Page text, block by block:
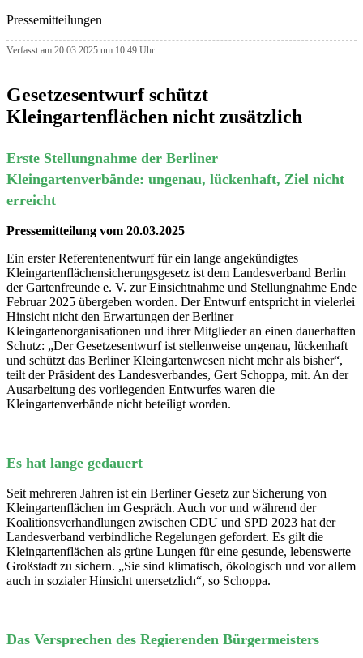
Pressemitteilungen
Verfasst am 20.03.2025 um 10:49 Uhr
Gesetzesentwurf schützt
Kleingartenflächen nicht zusätzlich
Erste Stellungnahme der Berliner
Kleingartenverbände: ungenau, lückenhaft, Ziel nicht
erreicht
Pressemitteilung vom 20.03.2025
Ein erster Referentenentwurf für ein lange angekündigtes
Kleingartenflächensicherungsgesetz ist dem Landesverband Berlin
der Gartenfreunde e. V. zur Einsichtnahme und Stellungnahme Ende
Februar 2025 übergeben worden. Der Entwurf entspricht in vielerlei
Hinsicht nicht den Erwartungen der Berliner
Kleingartenorganisationen und ihrer Mitglieder an einen dauerhaften
Schutz: „Der Gesetzesentwurf ist stellenweise ungenau, lückenhaft
und schützt das Berliner Kleingartenwesen nicht mehr als bisher“,
teilt der Präsident des Landesverbandes, Gert Schoppa, mit. An der
Ausarbeitung des vorliegenden Entwurfes waren die
Kleingartenverbände nicht beteiligt worden.
Es hat lange gedauert
Seit mehreren Jahren ist ein Berliner Gesetz zur Sicherung von
Kleingartenflächen im Gespräch. Auch vor und während der
Koalitionsverhandlungen zwischen CDU und SPD 2023 hat der
Landesverband verbindliche Regelungen gefordert. Es gilt die
Kleingartenflächen als grüne Lungen für eine gesunde, lebenswerte
Großstadt zu sichern. „Sie sind klimatisch, ökologisch und vor allem
auch in sozialer Hinsicht unersetzlich“, so Schoppa.
Das Versprechen des Regierenden Bürgermeisters